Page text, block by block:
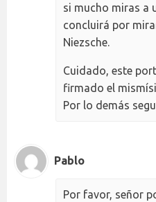
si mucho miras a
concluirá por
Niezsche.
Cuidado, este
firmado el
Por lo demás
Pablo
Por favor, señor